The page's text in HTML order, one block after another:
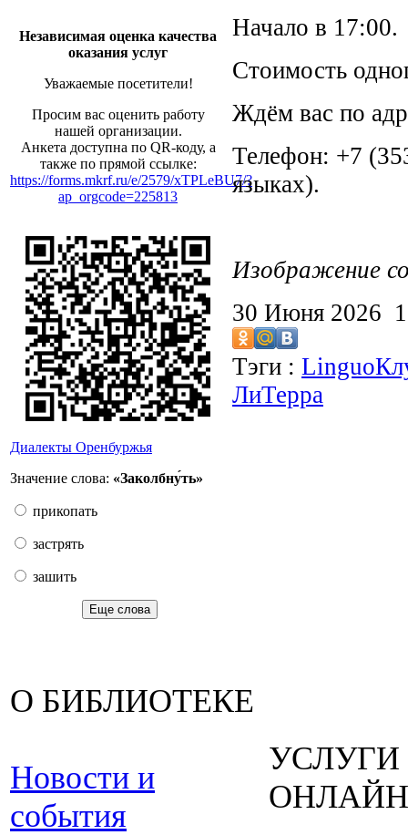
Независимая оценка качества
оказания услуг
Уважаемые посетители!
Просим вас оценить работу
нашей организации.
Анкета доступна по QR-коду, а
также по прямой ссылке:
https://forms.mkrf.ru/e/2579/xTPLeBU7/?
ap_orgcode=225813
Диалекты Оренбуржья
Значение слова: «Заколбну́ть»
прикопать
застрять
зашить
Еще слова
Начало в 17:00.
Стоимость
Ждём вас по
Телефон: +7
языках).
Изображение
30 Июня 2026
Тэги :
ЛиТерра
О БИБЛИОТЕКЕ
Новости и
события
УСЛУГИ
ОНЛАЙН